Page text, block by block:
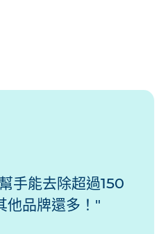
手能去除超過150
品牌還多！